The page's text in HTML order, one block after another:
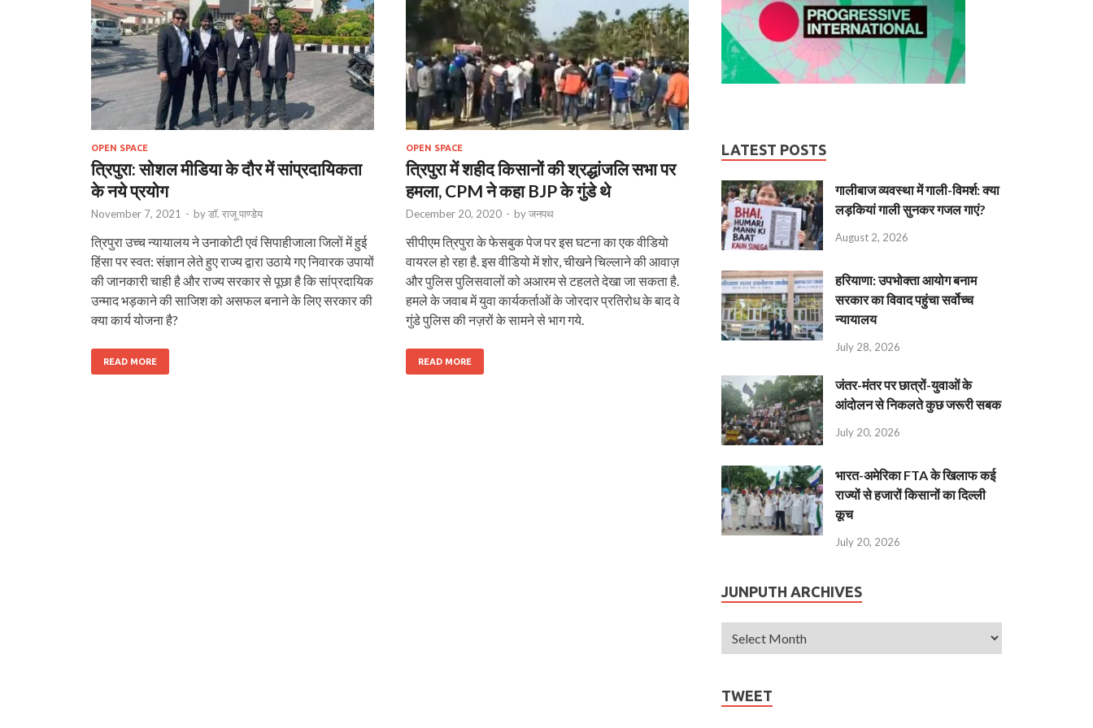
OPEN SPACE
त्रिपुरा: सोशल मीडिया के दौर में सांप्रदायिकता
के नये प्रयोग
November 7, 2021 - byडॉ. राजू पाण्डेय
त्रिपुरा उच्च न्यायालय ने उनाकोटी एवं सिपाहीजाला जिलों में हुई
हिंसा पर स्वत: संज्ञान लेते हुए राज्य द्वारा उठाये गए निवारक उपायों
की जानकारी चाही है और राज्य सरकार से पूछा है कि सांप्रदायिक
उन्माद भड़काने की साजिश को असफल बनाने के लिए सरकार की
क्या कार्य योजना है?
READ MORE
OPEN SPACE
त्रिपुरा में शहीद किसानों की श्रद्धांजलि सभा पर
हमला, CPM ने कहा BJP के गुंडे थे
December 20, 2020 - byजनपथ
सीपीएम त्रिपुरा के फेसबुक पेज पर इस घटना का एक वीडियो
वायरल हो रहा है. इस वीडियो में शोर, चीखने चिल्लाने की आवाज़
और पुलिस पुलिसवालों को अआरम से टहलते देखा जा सकता है.
हमले के जवाब में युवा कार्यकर्ताओं के जोरदार प्रतिरोध के बाद वे
गुंडे पुलिस की नज़रों के सामने से भाग गये.
READ MORE
LATEST POSTS
गालीबाज व्‍यवस्‍था में गाली-विमर्श: क्या
लड़कियां गाली सुनकर गजल गाएं?
August 2, 2026
हरियाणा: उपभोक्ता आयोग बनाम
सरकार का विवाद पहुंचा सर्वोच्च
न्यायालय
July 28, 2026
जंतर-मंतर पर छात्रों-युवाओं के
आंदोलन से निकलते कुछ जरूरी सबक
July 20, 2026
भारत-अमेरिका FTA के खिलाफ कई
राज्यों से हजारों किसानों का दिल्ली
कूच
July 20, 2026
JUNPUTH ARCHIVES
TWEET